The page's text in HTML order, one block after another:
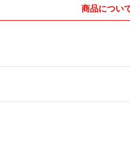
りますのでご了承くださいませ。
(評価などは催促しないでください)
※主にサプリなど定期で余ってしま
商品につい